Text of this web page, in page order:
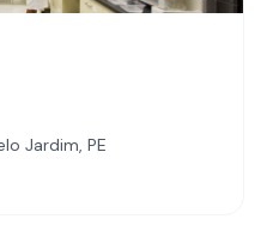
Jardim, PE